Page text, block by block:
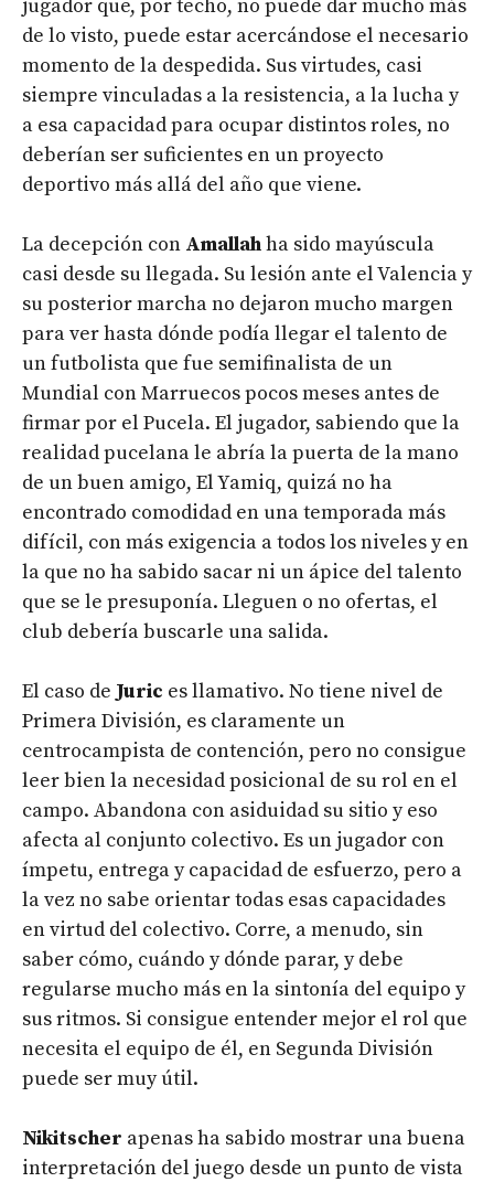
jugador que, por techo, no puede dar mucho más
de lo visto, puede estar acercándose el necesario
momento de la despedida. Sus virtudes, casi
siempre vinculadas a la resistencia, a la lucha y
a esa capacidad para ocupar distintos roles, no
deberían ser suficientes en un proyecto
deportivo más allá del año que viene.
La decepción con Amallahha sido mayúscula
casi desde su llegada. Su lesión ante el Valencia y
su posterior marcha no dejaron mucho margen
para ver hasta dónde podía llegar el talento de
un futbolista que fue semifinalista de un
Mundial con Marruecos pocos meses antes de
firmar por el Pucela. El jugador, sabiendo que la
realidad pucelana le abría la puerta de la mano
de un buen amigo, El Yamiq, quizá no ha
encontrado comodidad en una temporada más
difícil, con más exigencia a todos los niveles y en
la que no ha sabido sacar ni un ápice del talento
que se le presuponía. Lleguen o no ofertas, el
club debería buscarle una salida.
El caso de Juric es llamativo. No tiene nivel de
Primera División, es claramente un
centrocampista de contención, pero no consigue
leer bien la necesidad posicional de su rol en el
campo. Abandona con asiduidad su sitio y eso
afecta al conjunto colectivo. Es un jugador con
ímpetu, entrega y capacidad de esfuerzo, pero a
la vez no sabe orientar todas esas capacidades
en virtud del colectivo. Corre, a menudo, sin
saber cómo, cuándo y dónde parar, y debe
regularse mucho más en la sintonía del equipo y
sus ritmos. Si consigue entender mejor el rol que
necesita el equipo de él, en Segunda División
puede ser muy útil.
Nikitscher apenas ha sabido mostrar una buena
interpretación del juego desde un punto de vista